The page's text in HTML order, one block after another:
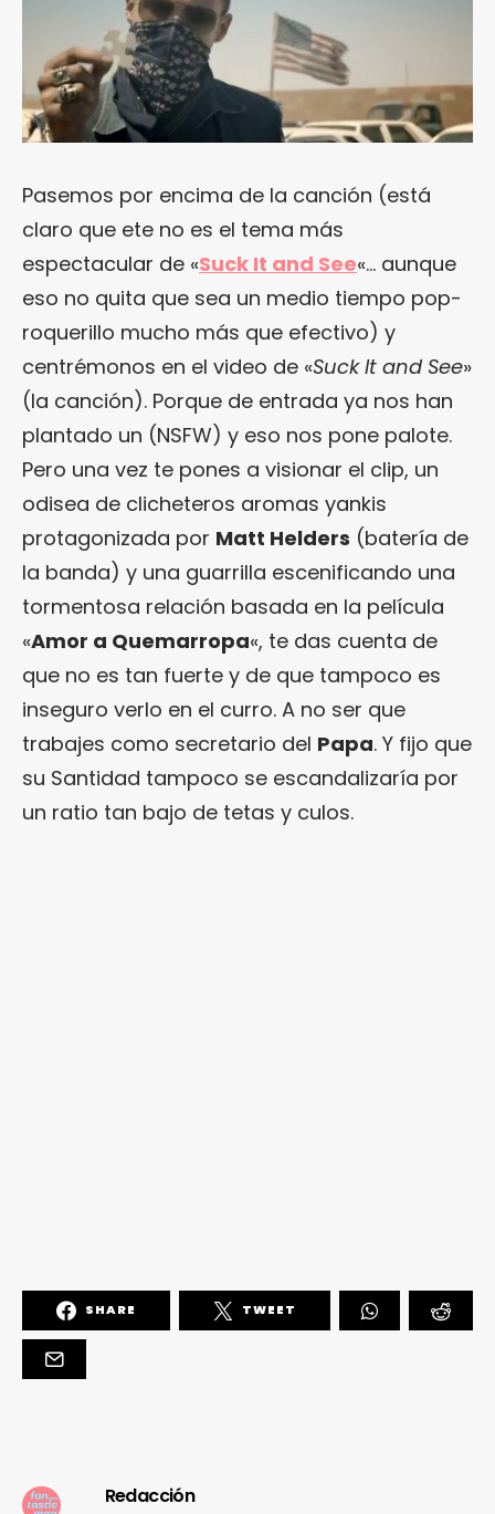
Pasemos por encima de la canción (está
claro que ete no es el tema más
espectacular de «Suck It and See«… aunque
eso no quita que sea un medio tiempo pop-
roquerillo mucho más que efectivo) y
centrémonos en el video de «Suck It and See»
(la canción). Porque de entrada ya nos han
plantado un (NSFW) y eso nos pone palote.
Pero una vez te pones a visionar el clip, un
odisea de clicheteros aromas yankis
protagonizada por Matt Helders (batería de
la banda) y una guarrilla escenificando una
tormentosa relación basada en la película
«Amor a Quemarropa«, te das cuenta de
que no es tan fuerte y de que tampoco es
inseguro verlo en el curro. A no ser que
trabajes como secretario del Papa. Y fijo que
su Santidad tampoco se escandalizaría por
un ratio tan bajo de tetas y culos.
SHARE TWEET
Redacción